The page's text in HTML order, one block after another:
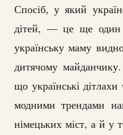
Спосіб, у який
дітей, — це ще один
українську маму
дитячому
що українські дітлахи
модними трендами
німецьких міст, а й у